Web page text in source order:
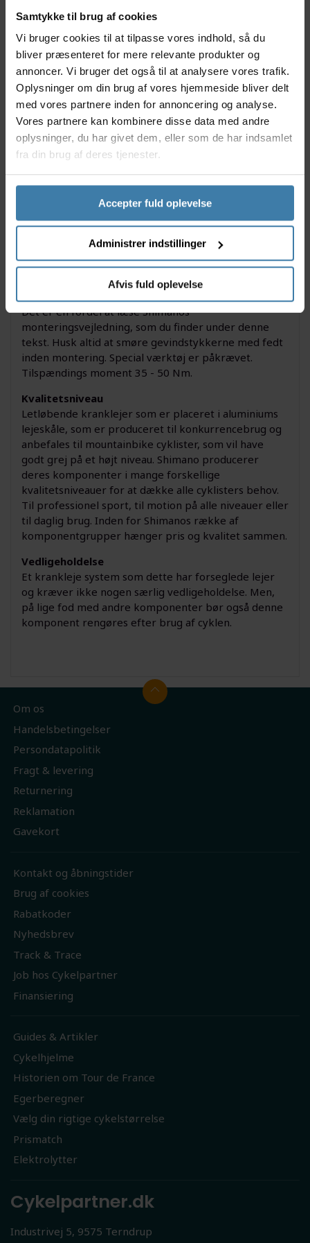
Samtykke til brug af cookies
Vi bruger cookies til at tilpasse vores indhold, så du
bliver præsenteret for mere relevante produkter og
annoncer. Vi bruger det også til at analysere vores trafik.
Oplysninger om din brug af vores hjemmeside bliver delt
med vores partnere inden for annoncering og analyse.
Vores partnere kan kombinere disse data med andre
oplysninger, du har givet dem, eller som de har indsamlet
fra din brug af deres tjenester.
Accepter fuld oplevelse
Administrer indstillinger
Afvis fuld oplevelse
Dette Shimano Saint krankleje passer til
mountainbikes og downhill-cykler med Shimano Saint
et kranksæt med integreret aksel og BSA-gevind-
type (1,37" x 24). Lejerne sidder udvendigt på
krankboks-huset og giver dermed en bedre stabilitet
og stivhed samt forøget kraftoverføring.
Specifikationer
Shimano Saint kranklejer og hus
Type: Hollowtech II BB
Passer til 83mm bredde krankboks
samt plast afstandsstykke
Gevind størrelse for BSA 1,37" x 24
Materiale: Aluminium med resin mellem skiver -
Vægt 96 gram
Det er en fordel at læse Shimanos
monteringsvejledning, som du finder under denne
tekst. Husk altid at smøre gevindstykkerne med fedt
inden montering. Special værktøj er påkrævet.
Tilspændings moment 35 - 50 Nm.
Kvalitetsniveau
Letløbende kranklejer som er placeret i aluminiums
lejeskåle, som er produceret til konkurrencebrug og
anbefales til mountainbike cyklister, som vil have
godt grej på et højt niveau. Shimano producerer
deres komponenter i mange forskellige
kvalitetsniveauer for at dække alle cyklisters behov.
Til professionel sport, til motion på alle niveauer eller
til daglig brug. Inden for Shimanos række af
komponentgrupper hænger pris og kvalitet sammen.
Vedligeholdelse
Et krankleje system som dette har forseglede lejer
og kræver ikke nogen særlig vedligeholdelse. Men,
på lige fod med andre komponenter bør også denne
komponent rengøres efter brug af cyklen.
Om os
Handelsbetingelser
Persondatapolitik
Fragt & levering
Returnering
Reklamation
Gavekort
Kontakt og åbningstider
Brug af cookies
Rabatkoder
Nyhedsbrev
Track & Trace
Job hos Cykelpartner
Finansiering
Guides & Artikler
Cykelhjelme
Historien om Tour de France
Egerberegner
Vælg din rigtige cykelstørrelse
Prismatch
Elektrolytter
Cykelpartner.dk
Industrivej 5, 9575 Terndrup